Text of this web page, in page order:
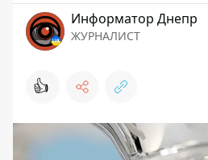
Информатор Днепр
ЖУРНАЛИСТ
👍